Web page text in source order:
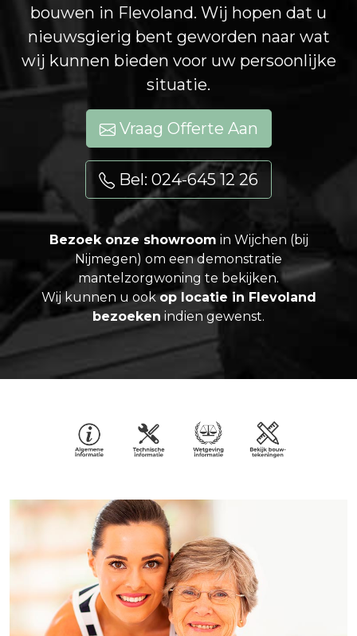
bouwen in Flevoland. Wij hopen dat u
nieuwsgierig bent geworden naar wat
wij kunnen bieden voor uw persoonlijke
situatie.
Vraag Offerte Aan
Bel: 024-645 12 26
Bezoek onze showroom in Wijchen (bij
Nijmegen) om een demonstratie
mantelzorgwoning te bekijken.
Wij kunnen u ookop locatie in Flevoland
bezoekenindien gewenst.